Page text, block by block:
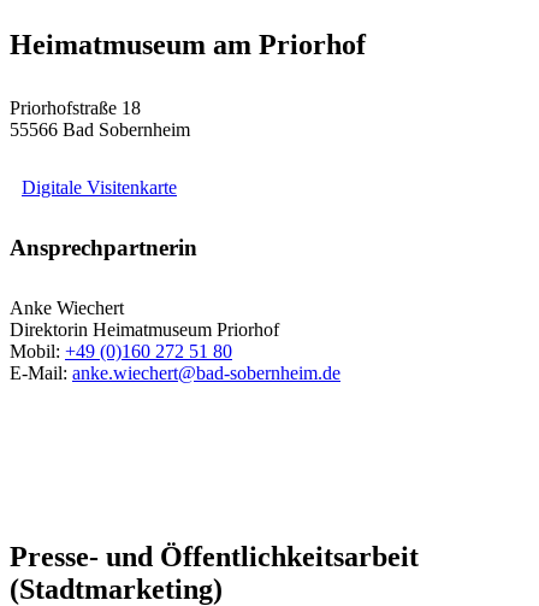
Heimatmuseum am Priorhof
Priorhofstraße 18
55566 Bad Sobernheim
Digitale Visitenkarte
Ansprechpartnerin
Anke Wiechert
Direktorin Heimatmuseum Priorhof
Mobil: +49 (0)160 272 51 80
E-Mail: anke.wiechert@bad-sobernheim.de
Presse- und Öffentlichkeitsarbeit
(Stadtmarketing)